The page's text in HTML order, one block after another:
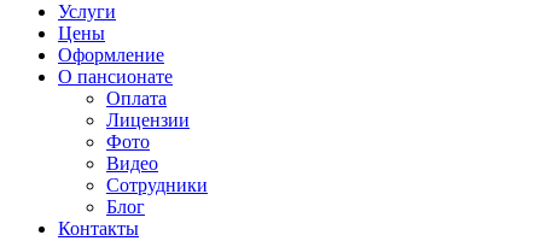
Услуги
Цены
Оформление
О пансионате
Оплата
Лицензии
Фото
Видео
Сотрудники
Блог
Контакты